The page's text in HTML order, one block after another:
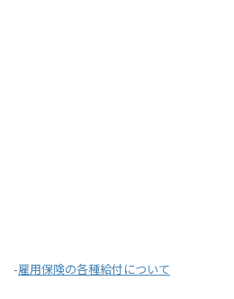
-雇用保険の各種給付について